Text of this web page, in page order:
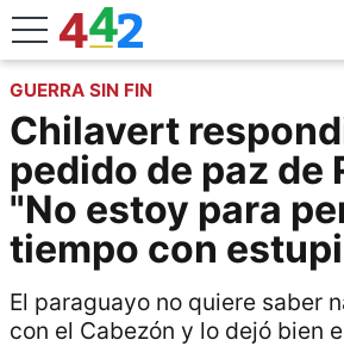
GUERRA SIN FIN
Chilavert
pedido de paz de
"No estoy para
tiempo con
El paraguayo no quiere saber
con el Cabezón y lo dejó bien